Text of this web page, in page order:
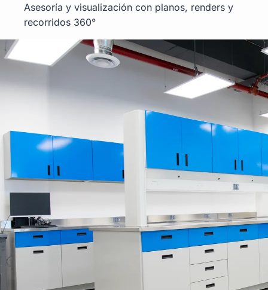
Asesoría y visualización con planos, renders y
recorridos 360°